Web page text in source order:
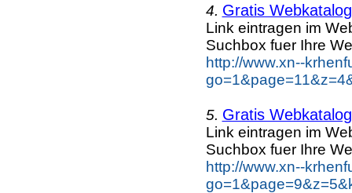
4. Gratis
Link eintragen im
Suchbox fuer Ihre
http://www.xn--
5. Gratis
Link eintragen im
Suchbox fuer Ihre
http://www.xn--